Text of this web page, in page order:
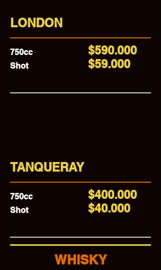
LONDON
750cc
Shot
$590.000
$59.000
TANQUERAY
750cc
Shot
$400.000
$40.000
WHISKY